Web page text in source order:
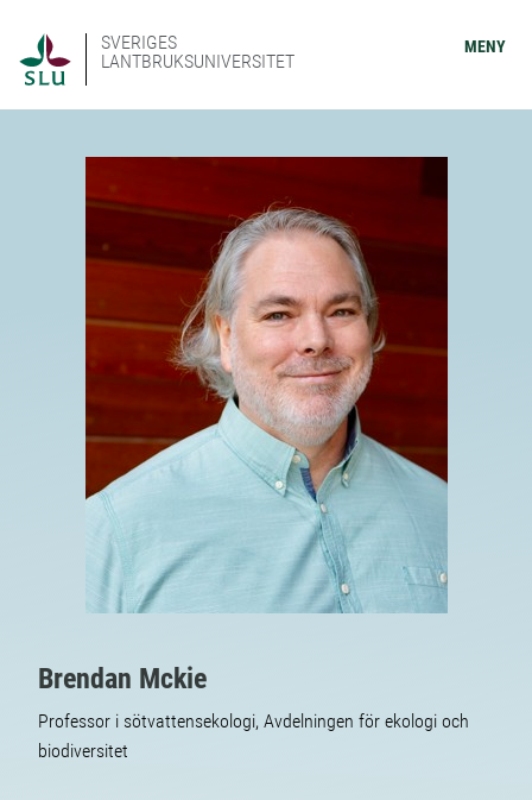
SVERIGES
LANTBRUKSUNIVERSITET
MENY
Brendan Mckie
Professor i sötvattensekologi, Avdelningen för ekologi och
biodiversitet